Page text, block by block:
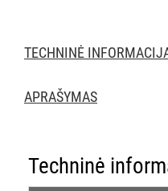
TECHNINĖ
APRAŠYMAS
Techninė